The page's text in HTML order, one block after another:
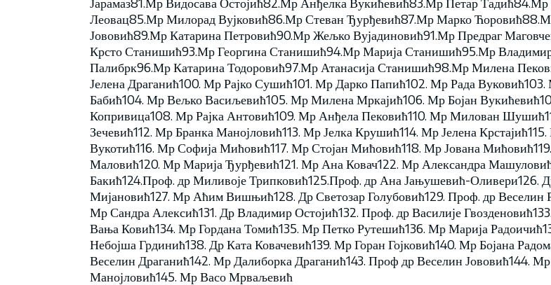
Леовац85.Мр Милорад Вујковић86.Мр Стеван Ђурђевић87.Мр Марко
Јововић89.Мр Катарина Петровић90.Мр Жељко Вујадиновић91.Мр Предраг
Крсто Станишић93.Мр Георгина Станишић94.Мр Марија Станишић95.Мр
Палибрк96.Мр Катарина Тодоровић97.Мр Атанасија Станишић98.Мр Милена
Јелена Драганић100. Мр Рајко Сушић101. Мр Дарко Папић102. Мр Рада
Бабић104. Мр Вељко Васиљевић105. Мр Милена Мркајић106. Мр Бојан
Копривица108. Мр Рајка Антовић109. Мр Анђела Пековић110. Мр Милован
Зечевић112. Мр Бранка Манојловић113. Мр Јелка Крушић114. Мр Јелена
Вукотић116. Мр Софија Мићовић117. Мр Стојан Мићовић118. Мр Јована
Маловић120. Мр Марија Ђурђевић121. Мр Ана Ковач122. Мр Александра
Бакић124.Проф. др Миливоје Трипковић125.Проф. др Ана Јањушевић-Оливери126.
Мијановић127. Мр Аћим Вишњић128. Др Светозар Голубовић129. Проф. др Веселин
Мр Сандра Алексић131. Др Владимир Остојић132. Проф. др Василије
Вања Ковић134. Мр Гордана Томић135. Мр Петко Рутешић136. Мр Марија
Небојша Грдинић138. Др Ката Ковачевић139. Мр Горан Гојковић140. Мр Бојана
Веселин Драганић142. Мр Далиборка Драганић143. Проф др Веселин Јововић144.
Манојловић145. Мр Васо Мрваљевић